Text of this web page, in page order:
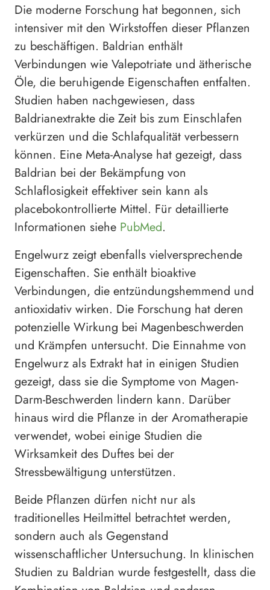
Die moderne Forschung hat begonnen, sich
intensiver mit den Wirkstoffen dieser Pflanzen
zu beschäftigen. Baldrian enthält
Verbindungen wie Valepotriate und ätherische
Öle, die beruhigende Eigenschaften entfalten.
Studien haben nachgewiesen, dass
Baldrianextrakte die Zeit bis zum Einschlafen
verkürzen und die Schlafqualität verbessern
können. Eine Meta-Analyse hat gezeigt, dass
Baldrian bei der Bekämpfung von
Schlaflosigkeit effektiver sein kann als
placebokontrollierte Mittel. Für detaillierte
Informationen siehe PubMed.
Engelwurz zeigt ebenfalls vielversprechende
Eigenschaften. Sie enthält bioaktive
Verbindungen, die entzündungshemmend und
antioxidativ wirken. Die Forschung hat deren
potenzielle Wirkung bei Magenbeschwerden
und Krämpfen untersucht. Die Einnahme von
Engelwurz als Extrakt hat in einigen Studien
gezeigt, dass sie die Symptome von Magen-
Darm-Beschwerden lindern kann. Darüber
hinaus wird die Pflanze in der Aromatherapie
verwendet, wobei einige Studien die
Wirksamkeit des Duftes bei der
Stressbewältigung unterstützen.
Beide Pflanzen dürfen nicht nur als
traditionelles Heilmittel betrachtet werden,
sondern auch als Gegenstand
wissenschaftlicher Untersuchung. In klinischen
Studien zu Baldrian wurde festgestellt, dass die